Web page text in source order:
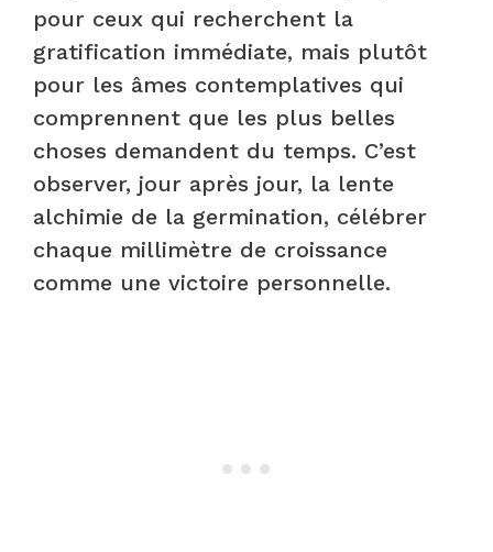
pour ceux qui recherchent la
gratification immédiate, mais plutôt
pour les âmes contemplatives qui
comprennent que les plus belles
choses demandent du temps. C’est
observer, jour après jour, la lente
alchimie de la germination, célébrer
chaque millimètre de croissance
comme une victoire personnelle.